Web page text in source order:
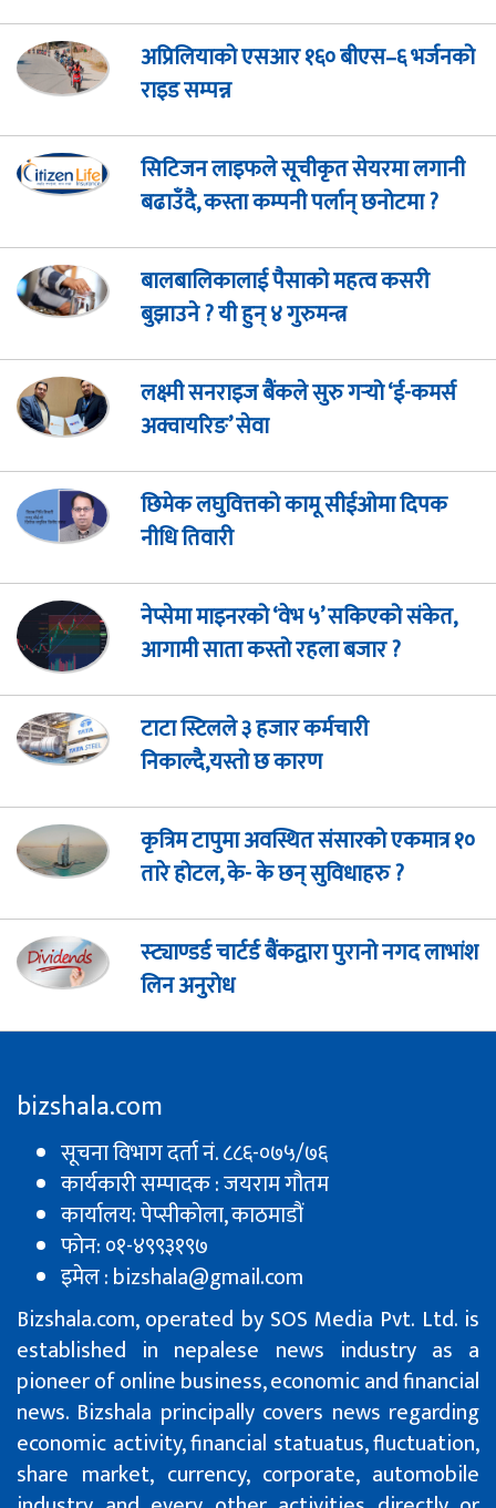
अप्रिलियाको एसआर १६० बीएस–६ भर्जनको
राइड सम्पन्न
सिटिजन लाइफले सूचीकृत सेयरमा लगानी
बढाउँदै, कस्ता कम्पनी पर्लान् छनोटमा ?
बालबालिकालाई पैसाको महत्व कसरी
बुझाउने ? यी हुन् ४ गुरुमन्त्र
लक्ष्मी सनराइज बैंकले सुरु गर्‍यो ‘ई-कमर्स
अक्वायरिङ’ सेवा
छिमेक लघुवित्तको कामू सीईओमा दिपक
नीधि तिवारी
नेप्सेमा माइनरको ‘वेभ ५’ सकिएको संकेत,
आगामी साता कस्तो रहला बजार ?
टाटा स्टिलले ३ हजार कर्मचारी
निकाल्दै,यस्तो छ कारण
कृत्रिम टापुमा अवस्थित संसारको एकमात्र १०
तारे होटल, के- के छन् सुविधाहरु ?
स्ट्याण्डर्ड चार्टर्ड बैंकद्वारा पुरानो नगद लाभांश
लिन अनुरोध
bizshala.com
सूचना विभाग दर्ता नं. ८८६-०७५/७६
कार्यकारी सम्पादक : जयराम गौतम
कार्यालय: पेप्सीकाेला, काठमाडौं
फोन: ०१-४९९३१९७
इमेल : bizshala@gmail.com
Bizshala.com, operated by SOS Media Pvt. Ltd. is
established in nepalese news industry as a
pioneer of online business, economic and financial
news. Bizshala principally covers news regarding
economic activity, financial statuatus, fluctuation,
share market, currency, corporate, automobile